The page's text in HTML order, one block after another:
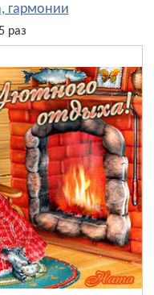
гармонии
раз